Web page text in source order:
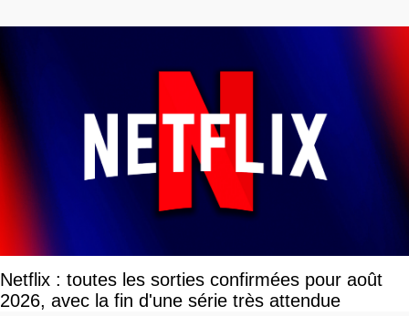
Netflix : toutes les sorties confirmées pour août
2026, avec la fin d'une série très attendue